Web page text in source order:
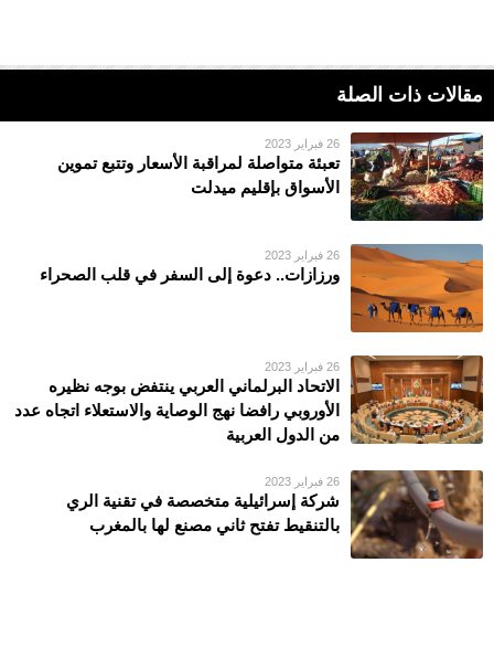
مقالات ذات الصلة
26 فبراير 2023
تعبئة متواصلة لمراقبة الأسعار وتتبع تموين
الأسواق بإقليم ميدلت
26 فبراير 2023
ورزازات.. دعوة إلى السفر في قلب الصحراء
26 فبراير 2023
الاتحاد البرلماني العربي ينتفض بوجه نظيره
الأوروبي رافضا نهج الوصاية والاستعلاء اتجاه عدد
من الدول العربية
26 فبراير 2023
شركة إسرائيلية متخصصة في تقنية الري
بالتنقيط تفتح ثاني مصنع لها بالمغرب